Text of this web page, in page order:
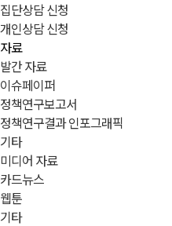
집단상담 신청
개인상담 신청
자료
발간 자료
이슈페이퍼
정책연구보고서
정책연구결과 인포그래픽
기타
미디어 자료
카드뉴스
웹툰
기타